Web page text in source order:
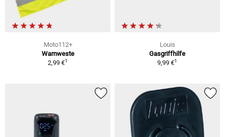
Moto112+
Warnweste
2,99 €1
Louis
Gasgriffhilfe
9,99 €1